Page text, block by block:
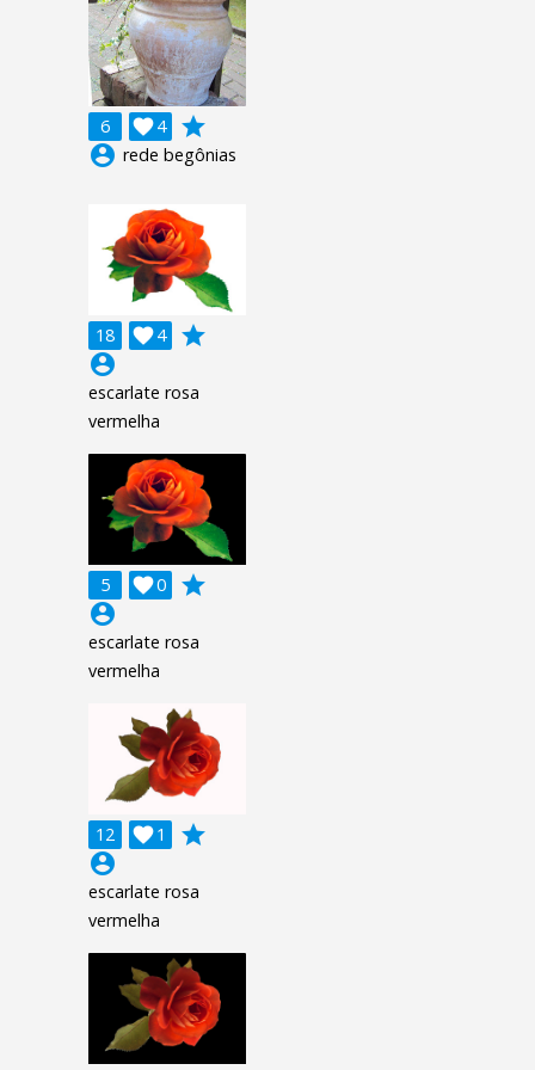
6 4

grade
account_circle rede begônias
18 4

grade
account_circle
escarlate rosa
vermelha
5 0

grade
account_circle
escarlate rosa
vermelha
12 1

grade
account_circle
escarlate rosa
vermelha